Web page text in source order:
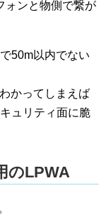
ォンと物側で繋が
50m以内でない
かってしまえば
ュリティ面に脆
のLPWA